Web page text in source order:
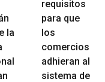
la
requisitos
para que
los
comercios
adhieran al
sistema de